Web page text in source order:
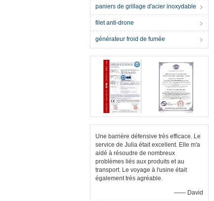
paniers de grillage d'acier inoxydable
filet anti-drone
générateur froid de fumée
Une barrière défensive très efficace. Le
service de Julia était excellent. Elle m'a
aidé à résoudre de nombreux
problèmes liés aux produits et au
transport. Le voyage à l'usine était
également très agréable.
—— David